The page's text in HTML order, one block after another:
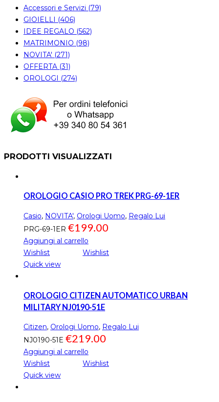
Accessori e Servizi (79)
GIOIELLI (406)
IDEE REGALO (562)
MATRIMONIO (98)
NOVITA' (271)
OFFERTA (31)
OROLOGI (274)
PRODOTTI VISUALIZZATI
OROLOGIO CASIO PRO TREK PRG-69-1ER
Casio, NOVITA', Orologi Uomo, Regalo Lui
PRG-69-1ER €199.00
Aggiungi al carrello
Wishlist
Wishlist
Quick view
OROLOGIO CITIZEN AUTOMATICO URBAN
MILITARY NJ0190-51E
Citizen, Orologi Uomo, Regalo Lui
NJ0190-51E €219.00
Aggiungi al carrello
Wishlist
Wishlist
Quick view